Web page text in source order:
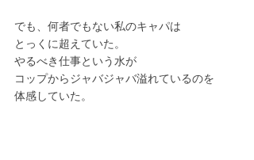
でも、何者でもない私のキャパは
とっくに超えていた。
やるべき仕事という水が
コップからジャバジャバ溢れているのを
体感していた。